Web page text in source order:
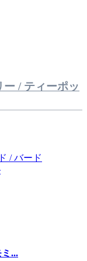
/ ティーポッ
/ バード
...